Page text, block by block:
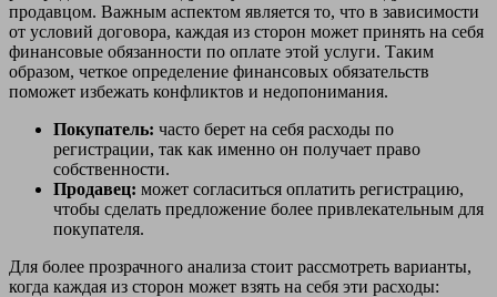
продавцом. Важным аспектом является то, что в зависимости
от условий договора, каждая из сторон может принять на себя
финансовые обязанности по оплате этой услуги. Таким
образом, четкое определение финансовых обязательств
поможет избежать конфликтов и недопонимания.
Покупатель: часто берет на себя расходы по
регистрации, так как именно он получает право
собственности.
Продавец: может согласиться оплатить регистрацию,
чтобы сделать предложение более привлекательным для
покупателя.
Для более прозрачного анализа стоит рассмотреть варианты,
когда каждая из сторон может взять на себя эти расходы: